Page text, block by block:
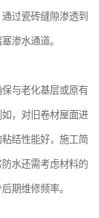
过瓷砖缝隙渗透到
渗水通道。
与老化基层或原有
，对旧卷材屋面进
结性能好，施工简
水还需考虑材料的
期维修频率。